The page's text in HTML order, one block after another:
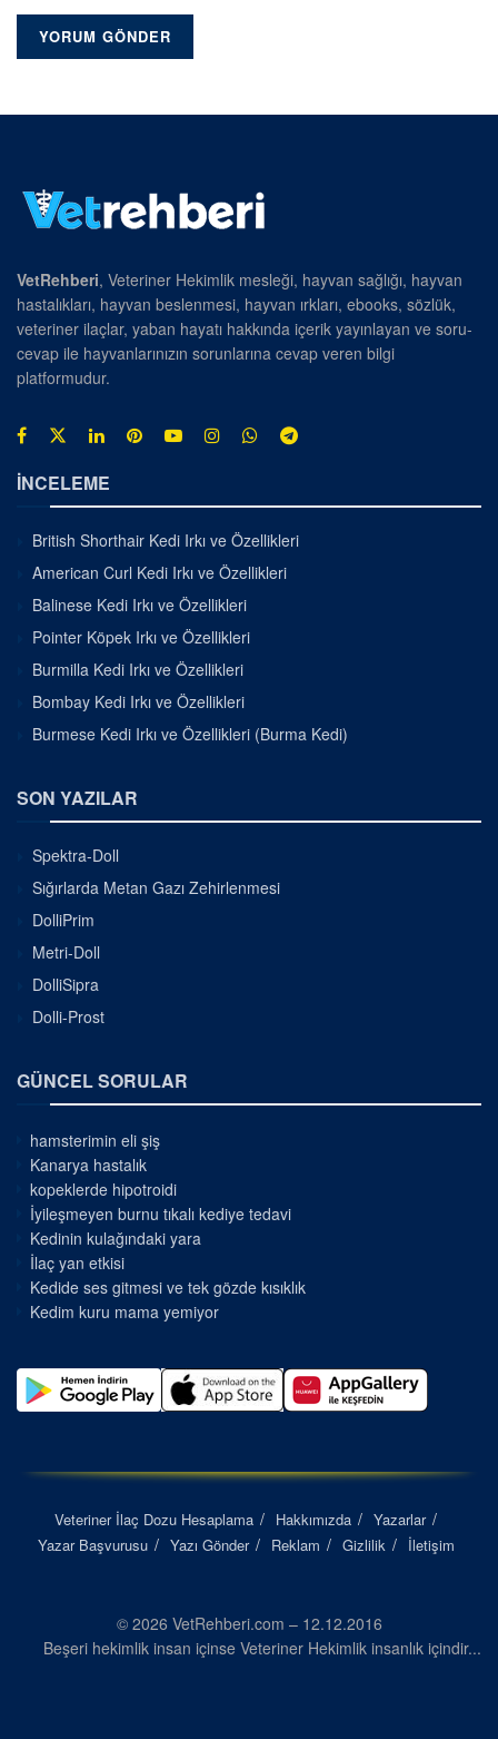
VetRehberi, Veteriner Hekimlik mesleği, hayvan sağlığı, hayvan
hastalıkları, hayvan beslenmesi, hayvan ırkları, ebooks, sözlük,
veteriner ilaçlar, yaban hayatı hakkında içerik yayınlayan ve soru-
cevap ile hayvanlarınızın sorunlarına cevap veren bilgi
platformudur.
İNCELEME
British Shorthair Kedi Irkı ve Özellikleri
American Curl Kedi Irkı ve Özellikleri
Balinese Kedi Irkı ve Özellikleri
Pointer Köpek Irkı ve Özellikleri
Burmilla Kedi Irkı ve Özellikleri
Bombay Kedi Irkı ve Özellikleri
Burmese Kedi Irkı ve Özellikleri (Burma Kedi)
SON YAZILAR
Spektra-Doll
Sığırlarda Metan Gazı Zehirlenmesi
DolliPrim
Metri-Doll
DolliSipra
Dolli-Prost
GÜNCEL SORULAR
hamsterimin eli şiş
Kanarya hastalık
kopeklerde hipotroidi
İyileşmeyen burnu tıkalı kediye tedavi
Kedinin kulağındaki yara
İlaç yan etkisi
Kedide ses gitmesi ve tek gözde kısıklık
Kedim kuru mama yemiyor
Veteriner İlaç Dozu Hesaplama Hakkımızda
Yazarlar
Yazar Başvurusu
Yazı Gönder Reklam Gizlilik İletişim
© 2026 VetRehberi.com – 12.12.2016
Beşeri hekimlik insan içinse Veteriner Hekimlik insanlık içindir...